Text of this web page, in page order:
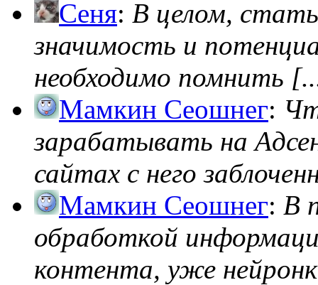
Сеня: В целом,
значимость и
необходимо помнить
Мамкин Сеошнег:
зарабатывать на
сайтах с него
Мамкин Сеошнег: В
обработкой
контента, уже